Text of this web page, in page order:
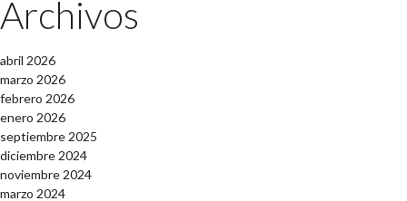
Archivos
abril 2026
marzo 2026
febrero 2026
enero 2026
septiembre 2025
diciembre 2024
noviembre 2024
marzo 2024